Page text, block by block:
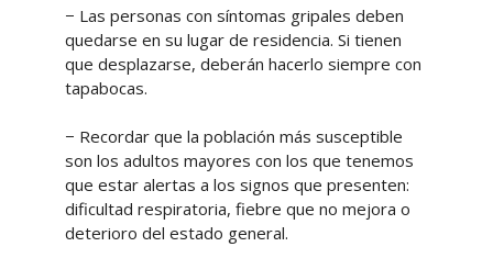
− Las personas con síntomas gripales deben
quedarse en su lugar de residencia. Si tienen
que desplazarse, deberán hacerlo siempre con
tapabocas.
− Recordar que la población más susceptible
son los adultos mayores con los que tenemos
que estar alertas a los signos que presenten:
dificultad respiratoria, fiebre que no mejora o
deterioro del estado general.